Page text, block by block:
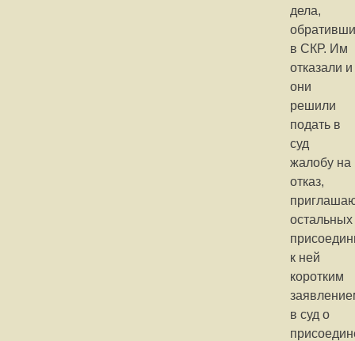
дела,
в СКР. Им
отказали и
они
решили
подать в
суд
жалобу на
отказ,
остальных
к ней
коротким
в суд о